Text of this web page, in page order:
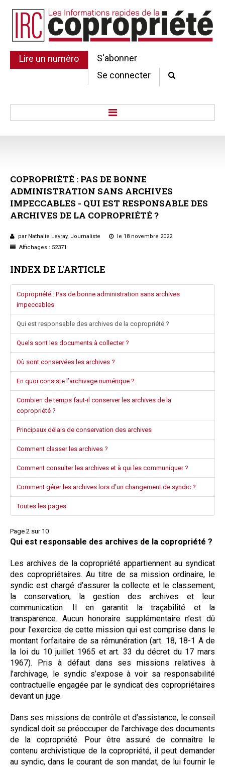
Lire un numéro
S'abonner
Se connecter
Au Parlement
Gestion et maintenance
Pratique de la copro.
Questions/réponses
Études juridiques
Copro. en difficulté
Parole d'experts*
COPROPRIÉTÉ : PAS DE BONNE
ADMINISTRATION SANS ARCHIVES
IMPECCABLES - QUI EST RESPONSABLE DES
ARCHIVES DE LA COPROPRIÉTÉ ?
par Nathalie Levray, Journaliste
le 18 novembre 2022
Affichages : 52371
INDEX DE L'ARTICLE
Copropriété : Pas de bonne administration sans archives
impeccables
Qui est responsable des archives de la copropriété ?
Quels sont les documents à collecter ?
Où sont conservées les archives ?
En quoi consiste l’archivage numérique ?
Combien de temps faut-il conserver les archives de la
copropriété ?
Principaux délais de conservation des archives
Comment classer les archives ?
Comment consulter les archives et à qui les communiquer ?
Comment gérer les archives lors d’un changement de syndic ?
Toutes les pages
Page 2 sur 10
Qui est responsable des archives de la copropriété ?
Les archives de la copropriété appartiennent au syndicat
des copropriétaires. Au titre de sa mission ordinaire, le
syndic est chargé d’assurer la collecte et le classement,
la conservation, la gestion des archives et leur
communication. Il en garantit la traçabilité et la
transparence. Aucun honoraire supplémentaire n’est dû
pour l’exercice de cette mission qui est comprise dans le
montant forfaitaire de sa rémunération (art. 18, 18-1 A de
la loi du 10 juillet 1965 et art. 33 du décret du 17 mars
1967). Pris à défaut dans ses missions relatives à
l’archivage, le syndic s’expose à voir sa responsabilité
contractuelle engagée par le syndicat des copropriétaires
devant un juge.
Dans ses missions de contrôle et d’assistance, le conseil
syndical doit se préoccuper de l’archivage des documents
de la copropriété. Pour être assuré de connaître le
contenu archivistique de la copropriété, il peut demander
au syndic, dans le courant de son mandat, de lui fournir le